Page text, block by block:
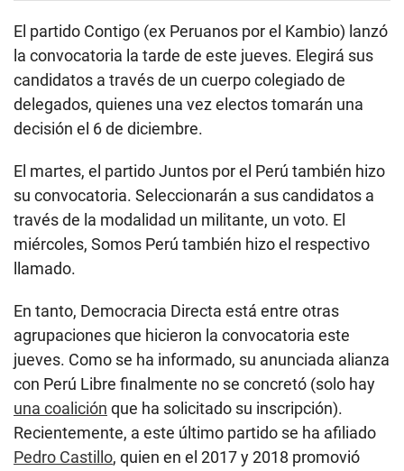
El partido Contigo (ex Peruanos por el Kambio) lanzó
la convocatoria la tarde de este jueves. Elegirá sus
candidatos a través de un cuerpo colegiado de
delegados, quienes una vez electos tomarán una
decisión el 6 de diciembre.
El martes, el partido Juntos por el Perú también hizo
su convocatoria. Seleccionarán a sus candidatos a
través de la modalidad un militante, un voto. El
miércoles, Somos Perú también hizo el respectivo
llamado.
En tanto, Democracia Directa está entre otras
agrupaciones que hicieron la convocatoria este
jueves. Como se ha informado, su anunciada alianza
con Perú Libre finalmente no se concretó (solo hay
una coalición que ha solicitado su inscripción).
Recientemente, a este último partido se ha afiliado
Pedro Castillo, quien en el 2017 y 2018 promovió